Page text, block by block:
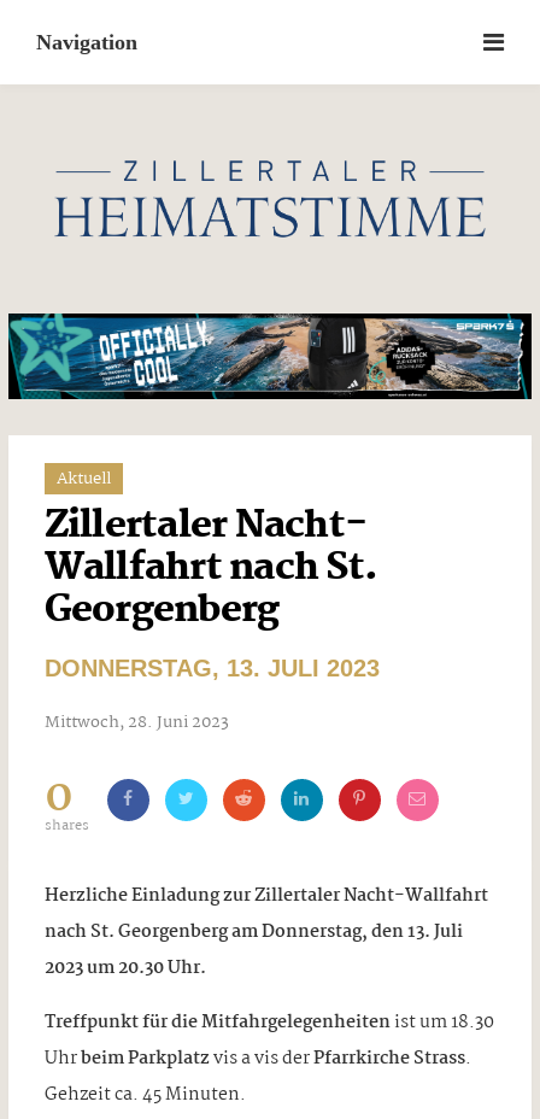
content
Aktuell
Zillertaler Nacht-
Wallfahrt nach St.
Georgenberg
DONNERSTAG, 13. JULI 2023
Mittwoch, 28. Juni 2023
0
shares
Herzliche Einladung zur Zillertaler Nacht-Wallfahrt
nach St. Georgenberg am Donnerstag, den 13. Juli
2023 um 20.30 Uhr.
Treffpunkt für die Mitfahrgelegenheitenist um 18.30
Uhrbeim Parkplatzvis a vis derPfarrkirche Strass.
Gehzeit ca. 45 Minuten.